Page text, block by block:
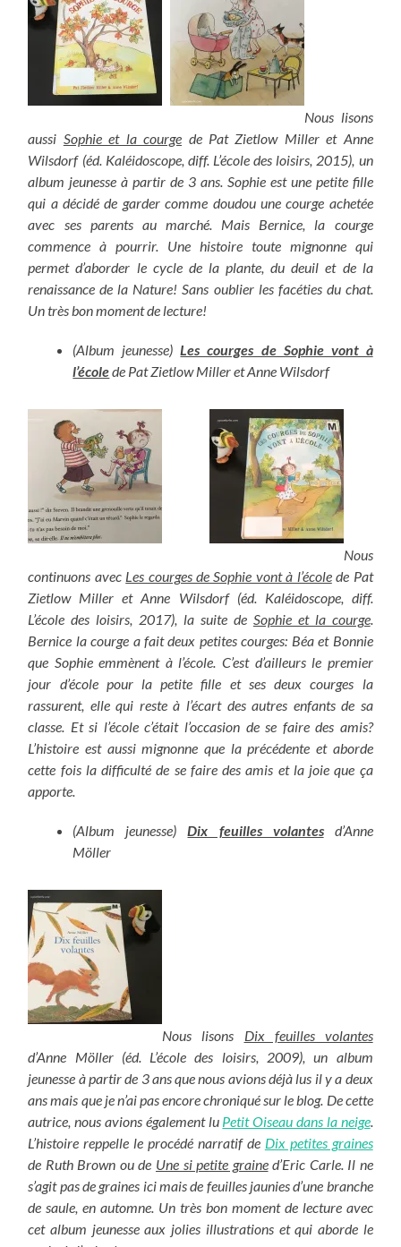
Nous lisons
aussi Sophie et la courge de Pat Zietlow Miller et Anne
Wilsdorf (éd. Kaléidoscope, diff. L’école des loisirs, 2015), un
album jeunesse à partir de 3 ans. Sophie est une petite fille
qui a décidé de garder comme doudou une courge achetée
avec ses parents au marché. Mais Bernice, la courge
commence à pourrir. Une histoire toute mignonne qui
permet d’aborder le cycle de la plante, du deuil et de la
renaissance de la Nature! Sans oublier les facéties du chat.
Un très bon moment de lecture!
(Album jeunesse)Les courges de Sophie vont à
l’écolede Pat Zietlow Miller et Anne Wilsdorf
Nous
continuons avec Les courges de Sophie vont à l’écolede Pat
Zietlow Miller et Anne Wilsdorf (éd. Kaléidoscope, diff.
L’école des loisirs, 2017), la suite de Sophie et la courge.
Bernice la courge a fait deux petites courges: Béa et Bonnie
que Sophie emmènent à l’école. C’est d’ailleurs le premier
jour d’école pour la petite fille et ses deux courges la
rassurent, elle qui reste à l’écart des autres enfants de sa
classe. Et si l’école c’était l’occasion de se faire des amis?
L’histoire est aussi mignonne que la précédente et aborde
cette fois la difficulté de se faire des amis et la joie que ça
apporte.
(Album jeunesse)Dix feuilles volantesd’Anne
Möller
Nous lisons Dix feuilles volantes
d’Anne Möller (éd. L’école des loisirs, 2009), un album
jeunesse à partir de 3 ans que nous avions déjà lus il y a deux
ans mais que je n’ai pas encore chroniqué sur le blog. De cette
autrice, nous avions également lu Petit Oiseau dans la neige.
L’histoire reppelle le procédé narratif de Dix petites graines
de Ruth Brown ou de Une si petite grained’Eric Carle. Il ne
s’agit pas de graines ici mais de feuilles jaunies d’une branche
de saule, en automne. Un très bon moment de lecture avec
cet album jeunesse aux jolies illustrations et qui aborde le